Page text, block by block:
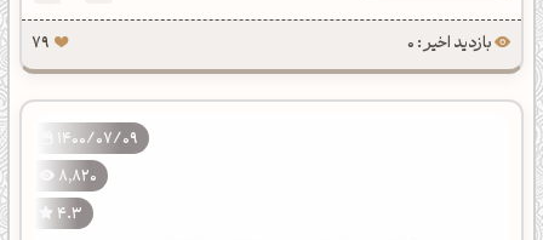
بازدید اخیر : 0 79
1400/07/09
8,820
4.3